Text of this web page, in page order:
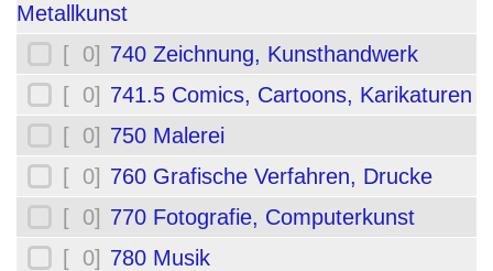
Metallkunst
[ 0] 740 Zeichnung, Kunsthandwerk
[ 0] 741.5 Comics, Cartoons, Karikaturen
[ 0] 750 Malerei
[ 0] 760 Grafische Verfahren, Drucke
[ 0] 770 Fotografie, Computerkunst
[ 0] 780 Musik